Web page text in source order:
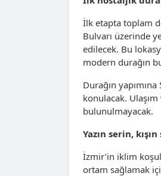
İlk etapta toplam
Bulvarı üzerinde
edilecek. Bu
modern durağın
Durağın
konulacak.
bulunulmayacak.
Yazın serin, kışın
İzmir’in iklim
ortam sağlamak